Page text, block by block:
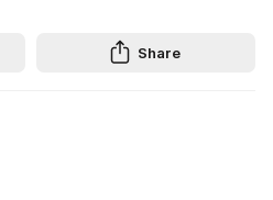
Share